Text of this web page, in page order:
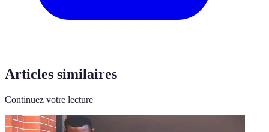
Articles similaires
Continuez votre lecture